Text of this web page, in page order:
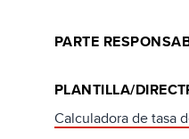
PARTE
PLANTILLA/
Calculadora de tasa